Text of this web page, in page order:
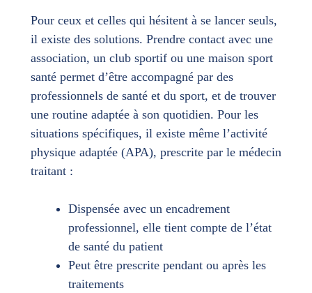
Pour ceux et celles qui hésitent à se lancer seuls,
il existe des solutions. Prendre contact avec une
association, un club sportif ou une maison sport
santé permet d’être accompagné par des
professionnels de santé et du sport, et de trouver
une routine adaptée à son quotidien. Pour les
situations spécifiques, il existe même l’activité
physique adaptée (APA), prescrite par le médecin
traitant :
Dispensée avec un encadrement
professionnel, elle tient compte de l’état
de santé du patient
Peut être prescrite pendant ou après les
traitements